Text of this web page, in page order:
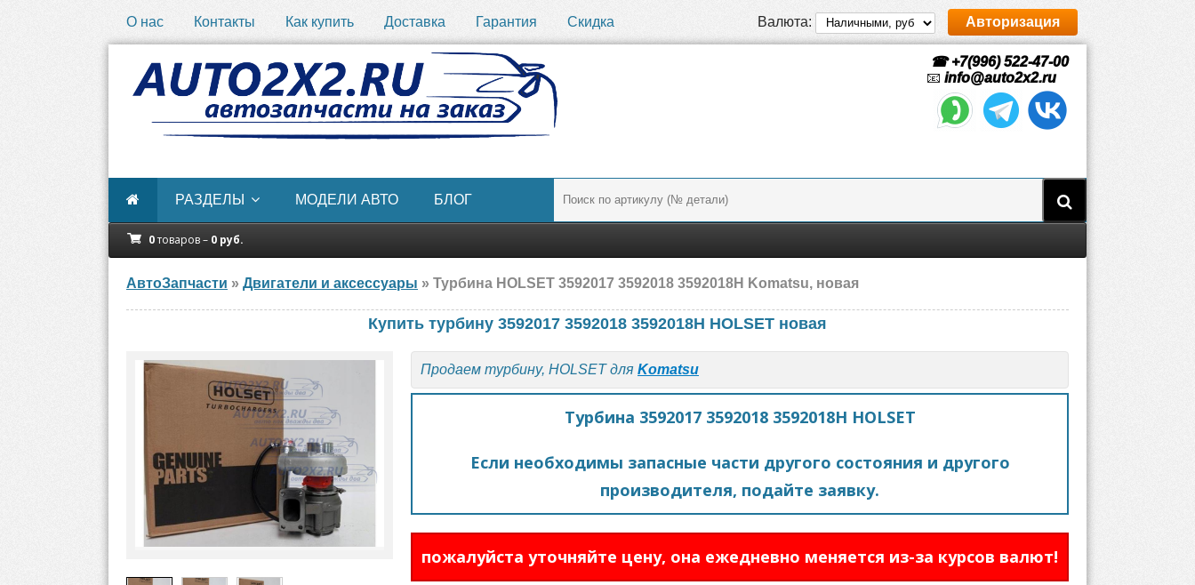
О нас Контакты Как купить Доставка Гарантия Скидка Валюта: Авторизация
☎ +7(996) 522-47-00
📧 info@auto2x2.ru
РАЗДЕЛЫ МОДЕЛИ АВТО БЛОГ
0товаров – 0 руб.
АвтоЗапчасти » Двигатели и аксессуары » Турбина HOLSET 3592017 3592018 3592018H Komatsu, новая
Купить турбину 3592017 3592018 3592018H HOLSET новая
Продаем турбину, HOLSET для Komatsu
Турбина 3592017 3592018 3592018H HOLSET
Если необходимы запасные части другого состояния и другого
производителя, подайте заявку.
пожалуйста уточняйте цену, она ежедневно меняется из-за курсов валют!